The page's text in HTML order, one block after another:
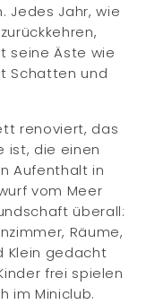
Jedes Jahr, wie
seine Äste wie
Schatten und
renoviert, das
ist, die einen
Aufenthalt in
vom Meer
überall:
Räume,
Klein gedacht
frei spielen
im Miniclub.